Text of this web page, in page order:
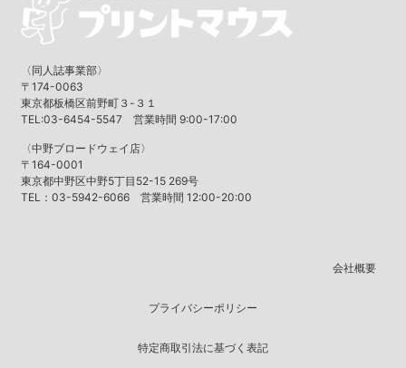
〈同人誌事業部〉
〒174-0063
東京都板橋区前野町３-３１
TEL:03-6454-5547 営業時間 9:00-17:00
〈中野ブロードウェイ店〉
〒164-0001
東京都中野区中野5丁目52-15 269号
TEL：03-5942-6066 営業時間 12:00-20:00
会社概要
プライバシーポリシー
特定商取引法に基づく表記